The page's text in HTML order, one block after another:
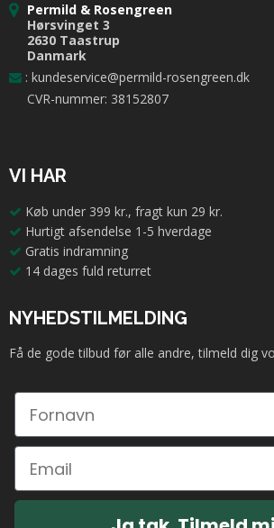
Permild & Rosengreen
Hørsvinget 3
2630 Taastrup
Danmark
: kundeservice@permild-rosengreen.dk
CVR-nummer: 38152807
VI HAR
Køb under 399 kr., fragt kun 29 kr.
Hurtigt afsendelse 1-5 hverdage
Gratis indramning
14 dages fuld returret
NYHEDSTILMELDING
Få de gode tilbud før alle andre, tilmeld dig